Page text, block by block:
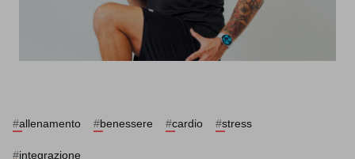
#allenamento #benessere #cardio #stress
#integrazione